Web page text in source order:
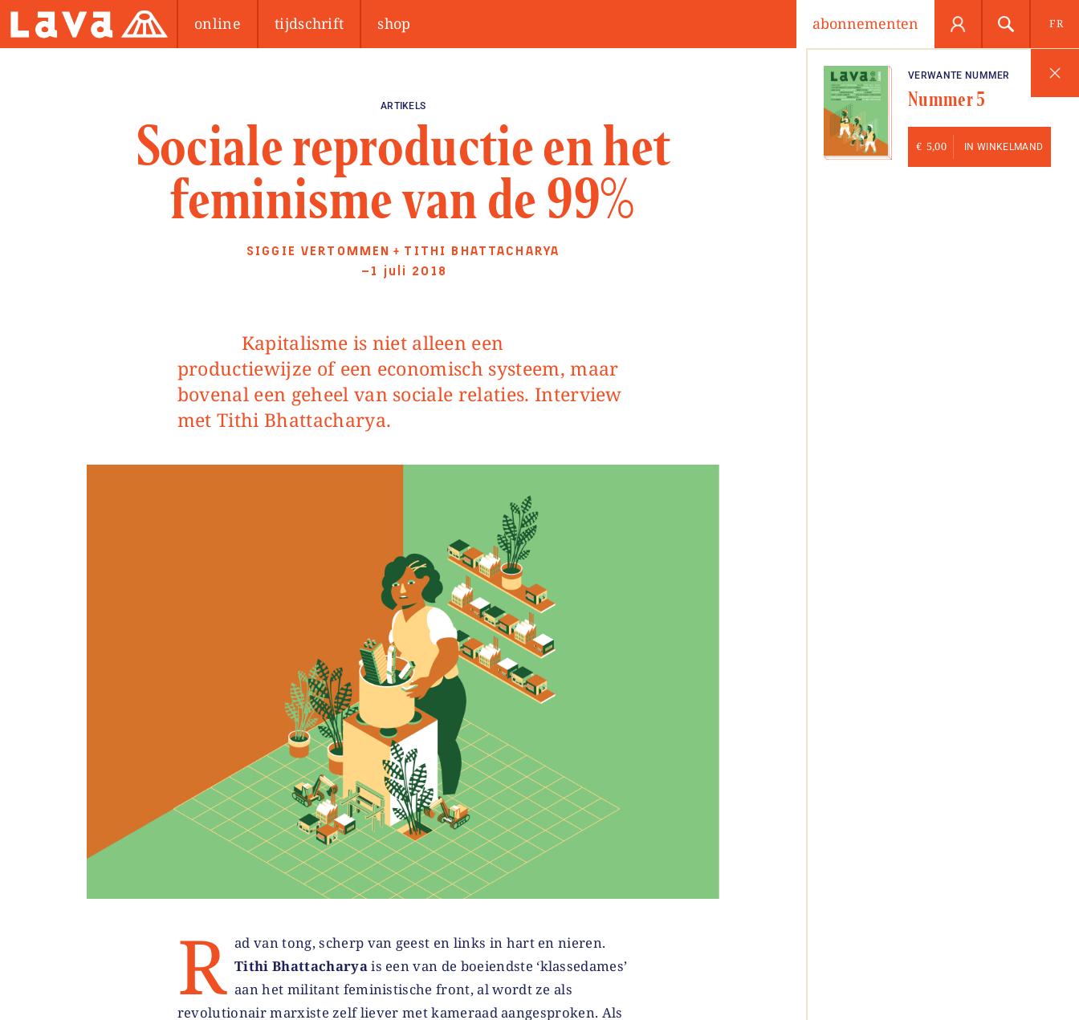
FR
online tijdschrift shop abonnementen
ARTIKELS
Sociale reproductie en het
feminisme van de 99%
SIGGIE VERTOMMEN + TITHI BHATTACHARYA
—1 juli 2018
Kapitalisme is niet alleen een
productiewijze of een economisch systeem, maar
bovenal een geheel van sociale relaties. Interview
met Tithi Bhattacharya.
R ad van tong, scherp van geest en links in hart en nieren.
Tithi Bhattacharyais een van de boeiendste ‘klassedames’
aan het militant feministische front, al wordt ze als
revolutionair marxiste zelf liever met kameraad aangesproken. Als
VERWANTE NUMMER
Nummer 5
€ 5,00 IN WINKELMAND